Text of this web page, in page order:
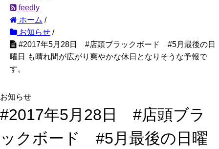
feedly
ホーム /
お知らせ /
#2017年5月28日 #店頭ブラックボード #5月最後の日
曜日 も晴れ間が広がり爽やかな休日となりそうな予報で
す。
お知らせ
#2017年5月28日 #店頭ブラ
ックボード #5月最後の日曜